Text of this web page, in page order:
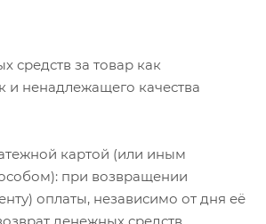
средств за товар как
и ненадлежащего качества
картой (или иным
при возвращении
оплаты, независимо от дня её